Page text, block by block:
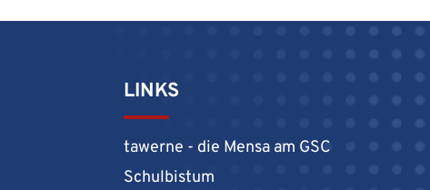
LINKS
tawerne - die Mensa am GSC
Schulbistum